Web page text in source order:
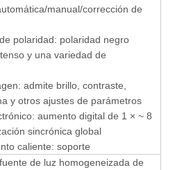
manual/corrección de
polaridad: polaridad negro
y una variedad de
admite brillo, contraste,
y otros ajustes de parámetros
aumento digital de 1 × ~ 8
sincrónica global
caliente: soporte
de luz homogeneizada de